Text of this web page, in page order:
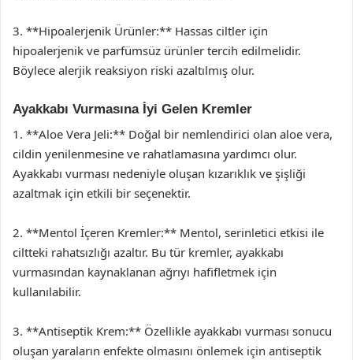
3. **Hipoalerjenik Ürünler:** Hassas ciltler için
hipoalerjenik ve parfümsüz ürünler tercih edilmelidir.
Böylece alerjik reaksiyon riski azaltılmış olur.
Ayakkabı Vurmasına İyi Gelen Kremler
1. **Aloe Vera Jeli:** Doğal bir nemlendirici olan aloe vera,
cildin yenilenmesine ve rahatlamasına yardımcı olur.
Ayakkabı vurması nedeniyle oluşan kızarıklık ve şişliği
azaltmak için etkili bir seçenektir.
2. **Mentol İçeren Kremler:** Mentol, serinletici etkisi ile
ciltteki rahatsızlığı azaltır. Bu tür kremler, ayakkabı
vurmasından kaynaklanan ağrıyı hafifletmek için
kullanılabilir.
3. **Antiseptik Krem:** Özellikle ayakkabı vurması sonucu
oluşan yaraların enfekte olmasını önlemek için antiseptik